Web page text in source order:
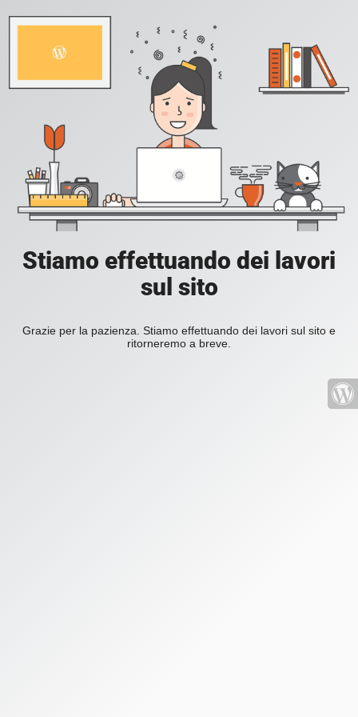
Stiamo effettuando dei lavori
sul sito
Grazie per la pazienza. Stiamo effettuando dei lavori sul sito e
ritorneremo a breve.